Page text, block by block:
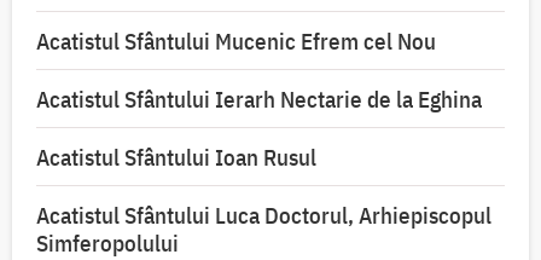
Acatistul Sfântului Mucenic Efrem cel Nou
Acatistul Sfântului Ierarh Nectarie de la Eghina
Acatistul Sfântului Ioan Rusul
Acatistul Sfântului Luca Doctorul, Arhiepiscopul
Simferopolului